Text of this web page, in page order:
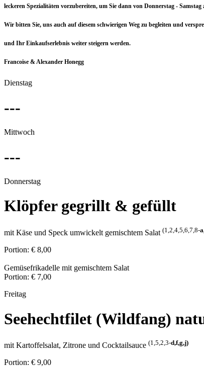
leckeren Spezialitäten vorzubereiten, um Sie dann von Donnerstag - Samstag
Wir bitten Sie, uns auch auf diesem schwierigen Weg zu begleiten und
und Ihr Einkaufserlebnis weiter steigern werden.
Francoise & Alexander Honegg
Dienstag
---
Mittwoch
---
Donnerstag
Klöpfer gegrillt & gefüllt
mit Käse und Speck umwickelt gemischtem Salat (1,2,4,5,6,7,8-
Portion: € 8,00
Gemüsefrikadelle mit gemischtem Salat
Portion: € 7,00
Freitag
Seehechtfilet (Wildfang)
mit Kartoffelsalat, Zitrone und Cocktailsauce (1,5,2,3-d,f,g,j)
Portion: € 9,00